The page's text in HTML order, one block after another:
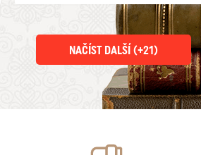
NAČÍST DALŠÍ (+21)